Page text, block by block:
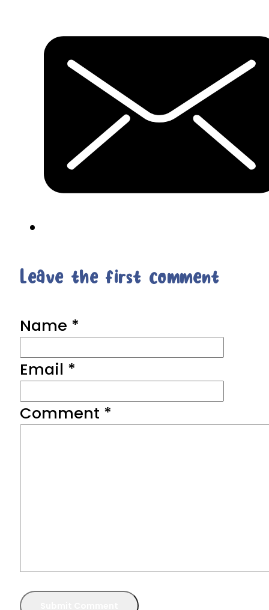
Leave the first comment
Name *
Email *
Comment *